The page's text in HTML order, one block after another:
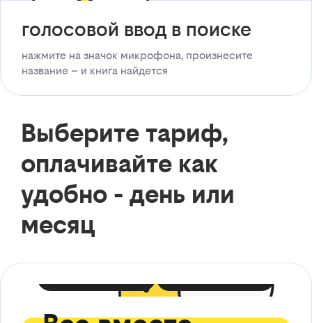
голосовой ввод в поиске
нажмите на значок микрофона, произнесите
название – и книга найдется
Выберите тариф,
оплачивайте как
удобно - день или
месяц